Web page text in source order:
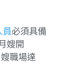
員必須具備
嫂開
職場達